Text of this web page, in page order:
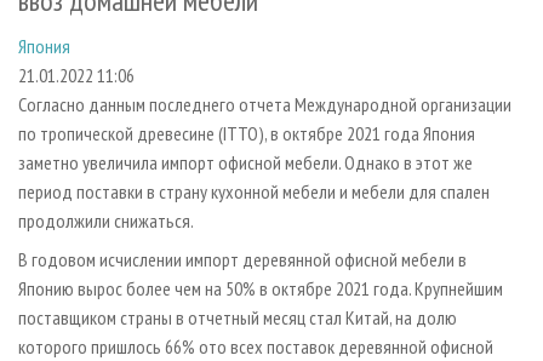
СУШКА ДРЕВЕСИНЫ
ПРОИЗВОДСТВО ДРЕВЕСНЫХ ПЛИТ
ДЕРЕВЯННОЕ ДОМОСТРОЕНИЕ
ПРОИЗВОДСТВО МЕБЕЛИ
БИОЭНЕРГЕТИКА
ЦБП
ИНСТРУМЕНТ И МАТЕРИАЛЫ
ПЕРСОНЫ
МОБИЛЬНЫЕ ВЫСТАВКИ
ОФИЦИАЛЬНЫЕ ДЕЛЕГАЦИИ
ПРИОРИТЕТНЫЕ ИНВЕСТПРОЕКТЫ
RUSSIAN FORESTRY REVIEW
ГАЗЕТА ЛЕСПРОМФОРУМ
БИБЛИОТЕКА СПЕЦИАЛИСТА
КОНТАКТЫ
РЕКЛАМОДАТЕЛЯМ
РЕКЛАМА
РЕКЛАМА НА САЙТЕ
Япония
21.01.2022 11:06
Согласно данным последнего отчета Международной организации
по тропической древесине (ITTO), в октябре 2021 года Япония
заметно увеличила импорт офисной мебели. Однако в этот же
период поставки в страну кухонной мебели и мебели для спален
продолжили снижаться.
В годовом исчислении импорт деревянной офисной мебели в
Японию вырос более чем на 50% в октябре 2021 года. Крупнейшим
поставщиком страны в отчетный месяц стал Китай, на долю
которого пришлось 66% ото всех поставок деревянной офисной